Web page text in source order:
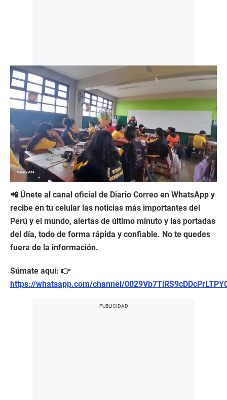
📲 Únete al canal oficial de Diario Correo en WhatsApp y
recibe en tu celular las noticias más importantes del
Perú y el mundo, alertas de último minuto y las portadas
del día, todo de forma rápida y confiable. No te quedes
fuera de la información.
Súmate aquí: 👉
https://whatsapp.com/channel/